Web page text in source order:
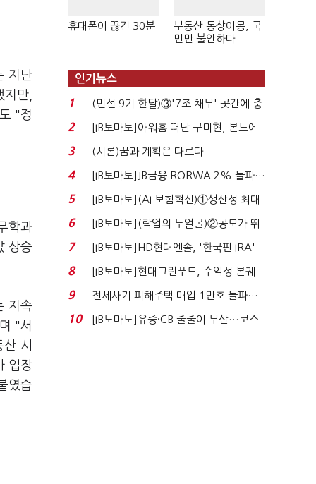
지난
만,
"정
학과
상승
지속
"서
시
입장
였습
휴대폰이 끊긴 30분
부동산 동상이몽, 국
민만 불안하다
인기뉴스
1
(민선 9기 한달)③'7조 채무' 곳간에 충
격…추미애, 20년...
2
[IB토마토]아워홈 떠난 구미현, 본느에
340억 베팅…가...
3 (시론)꿈과 계획은 다르다
4
[IB토마토]JB금융 RORWA 2% 돌파…
실적 견인은 은행 ...
5
[IB토마토](AI 보험혁신)①생산성 최대
80% 개선…현실...
6
[IB토마토](락업의 두얼굴)②공모가 뛰
자 첫날 매도…FI ...
7
[IB토마토]HD현대엔솔, '한국판 IRA'
수혜 부상…세액공...
8
[IB토마토]현대그린푸드, 수익성 본궤
도…실적 개선에 ...
9
전세사기 피해주택 매입 1만호 돌파…
누적 피해자 4만2...
10
[IB토마토]유증·CB 줄줄이 무산…코스